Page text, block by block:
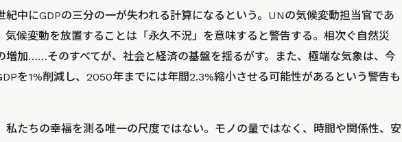
中にGDPの三分の一が失われる計算になるという。UNの気候変動担当官であ
気候変動を放置することは「永久不況」を意味すると警告する。相次ぐ自然災
増加……そのすべてが、社会と経済の基盤を揺るがす。また、極端な気象は、今
を1%削減し、2050年までには年間2.3%縮小させる可能性があるという警告も
私たちの幸福を測る唯一の尺度ではない。モノの量ではなく、時間や関係性、安